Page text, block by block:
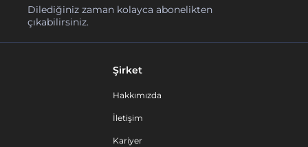
Dilediğiniz zaman kolayca abonelikten
çıkabilirsiniz.
Şirket
Hakkımızda
İletişim
Kariyer